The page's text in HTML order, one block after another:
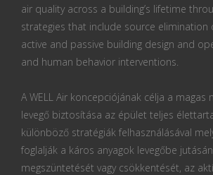
air quality across a building’s lifetime
strategies that include source elimination
active and passive building design and
and human behavior interventions.
A WELL Air koncepciójának célja a magas
levegő biztosítása az épület teljes
különböző stratégiák felhasználásával
foglalják a káros anyagok levegőbe
megszüntetését vagy csökkentését, az